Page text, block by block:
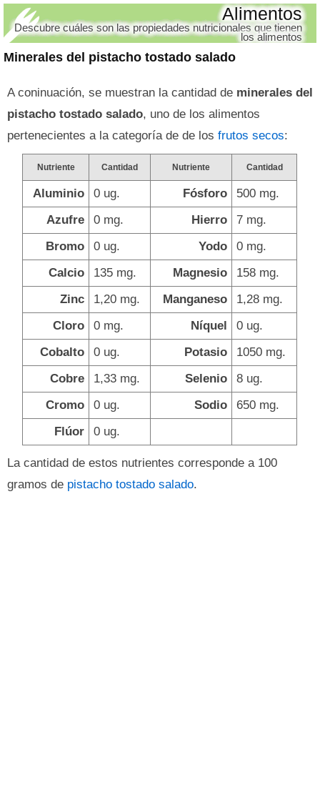
Minerales del pistacho tostado salado
Alimentos
Descubre cuáles son las propiedades nutricionales que tienen
los alimentos
A coninuación, se muestran la cantidad de minerales del
pistacho tostado salado, uno de los alimentos
pertenecientes a la categoría de de los frutos secos:
Nutriente Cantidad Nutriente Cantidad
Aluminio 0 ug. Fósforo
500 mg.
Azufre
0 mg. Hierro
7 mg.
Bromo
0 ug. Yodo
0 mg.
Calcio
135 mg. Magnesio
158 mg.
Zinc
1,20 mg. Manganeso
1,28 mg.
Cloro
0 mg. Níquel
0 ug.
Cobalto
0 ug. Potasio
1050 mg.
Cobre
1,33 mg. Selenio
8 ug.
Cromo
0 ug. Sodio
650 mg.
Flúor
0 ug.
La cantidad de estos nutrientes corresponde a 100
gramos de pistacho tostado salado.